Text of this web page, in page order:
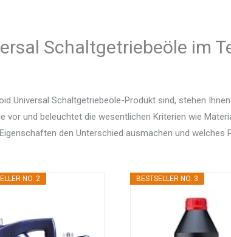
Schaltgetriebeöle im
Universal Schaltgetriebeöle-Produkt sind, stehen
und beleuchtet die wesentlichen Kriterien wie
den Unterschied ausmachen und
NO. 2 BESTSELLER NO. 3